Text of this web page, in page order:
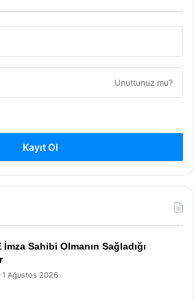
Unuttunuz mu?
Kayıt Ol
İmza Sahibi Olmanın Sağladığı
1 Ağustos 2026